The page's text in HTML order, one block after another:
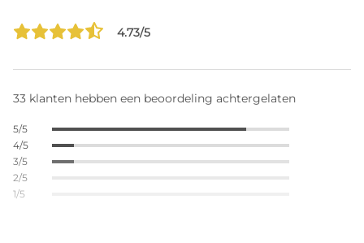
4.73/5
33 klanten hebben een beoordeling achtergelaten
5/5
4/5
3/5
2/5
1/5